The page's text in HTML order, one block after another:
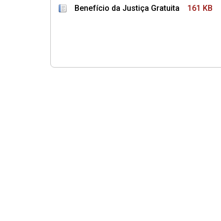
Benefício da Justiça Gratuita
161 KB